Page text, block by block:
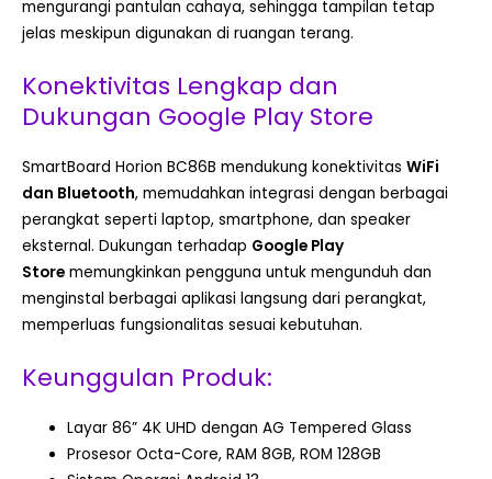
mengurangi pantulan cahaya, sehingga tampilan tetap
jelas meskipun digunakan di ruangan terang.
Konektivitas Lengkap dan
Dukungan Google Play Store
SmartBoard Horion BC86B mendukung konektivitas WiFi
dan Bluetooth, memudahkan integrasi dengan berbagai
perangkat seperti laptop, smartphone, dan speaker
eksternal. Dukungan terhadap Google Play
Store memungkinkan pengguna untuk mengunduh dan
menginstal berbagai aplikasi langsung dari perangkat,
memperluas fungsionalitas sesuai kebutuhan.
Keunggulan Produk:
Layar 86” 4K UHD dengan AG Tempered Glass
Prosesor Octa-Core, RAM 8GB, ROM 128GB